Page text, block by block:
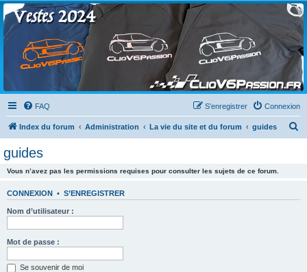
Clio V6 Passion
Le site français des passionnés de Clio V6
FAQ Connexion
S’enregistrer
Index du forum Administration La vie du site et du forum guides
guides
Vous n’avez pas les permissions requises pour consulter les sujets de ce forum.
CONNEXION • S’ENREGISTRER
Nom d’utilisateur :
Mot de passe :
Se souvenir de moi